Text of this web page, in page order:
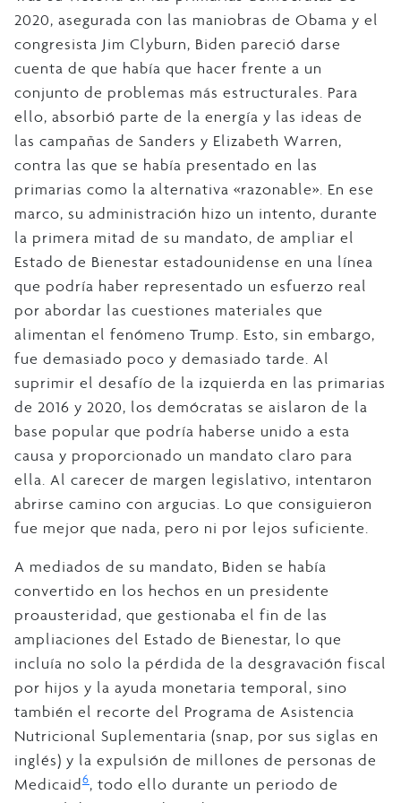
2020, asegurada con las maniobras de Obama y el
congresista Jim Clyburn, Biden pareció darse
cuenta de que había que hacer frente a un
conjunto de problemas más estructurales. Para
ello, absorbió parte de la energía y las ideas de
las campañas de Sanders y Elizabeth Warren,
contra las que se había presentado en las
primarias como la alternativa «razonable». En ese
marco, su administración hizo un intento, durante
la primera mitad de su mandato, de ampliar el
Estado de Bienestar estadounidense en una línea
que podría haber representado un esfuerzo real
por abordar las cuestiones materiales que
alimentan el fenómeno Trump. Esto, sin embargo,
fue demasiado poco y demasiado tarde. Al
suprimir el desafío de la izquierda en las primarias
de 2016 y 2020, los demócratas se aislaron de la
base popular que podría haberse unido a esta
causa y proporcionado un mandato claro para
ella. Al carecer de margen legislativo, intentaron
abrirse camino con argucias. Lo que consiguieron
fue mejor que nada, pero ni por lejos suficiente.
A mediados de su mandato, Biden se había
convertido en los hechos en un presidente
proausteridad, que gestionaba el fin de las
ampliaciones del Estado de Bienestar, lo que
incluía no solo la pérdida de la desgravación fiscal
por hijos y la ayuda monetaria temporal, sino
también el recorte del Programa de Asistencia
Nutricional Suplementaria (snap, por sus siglas en
inglés) y la expulsión de millones de personas de
Medicaid6, todo ello durante un periodo de